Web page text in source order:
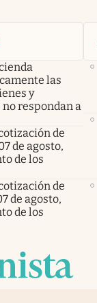
las
y
respondan a
de
de agosto,
de los
de
de agosto,
de los